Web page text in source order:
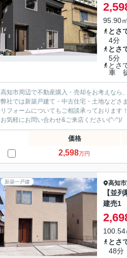
95.90
とさ
4分
とさ
5分
とさ
車
高知市周辺で不動産購入・売却をお考えなら
弊社では新築戸建て・中古住宅・土地などさ
リフォームについてもご相談承っております！
お気軽にお問い合わせ&ご来店ください‍(^-^)/
価格
2,598万円
新築一戸建 高知市
【並
建売1
とさ
48分